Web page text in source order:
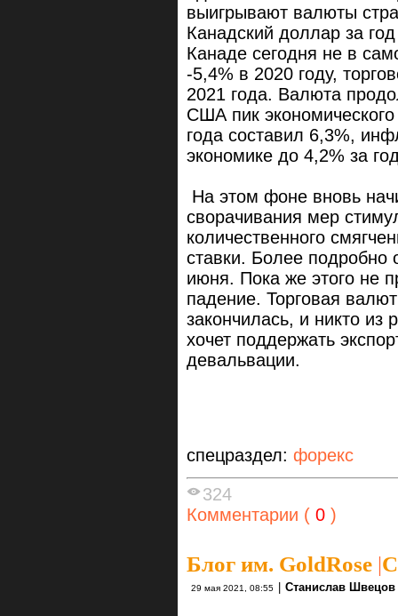
выигрывают валюты
Канадский доллар за
Канаде сегодня не в
-5,4% в 2020 году,
2021 года. Валюта
США пик
года составил 6,3%,
экономике до 4,2% за
На этом фоне вновь
сворачивания мер
количественного
ставки. Более подробно
июня. Пока же этого не
падение. Торговая
закончилась, и никто из
хочет поддержать
девальвации.
спецраздел: форекс
324
Комментарии ( 0 )
Блог им. GoldRose |
29 мая 2021, 08:55 Станислав Швецов